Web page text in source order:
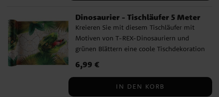
Geschenktüten sind aus Papier und etwa
16,5 x 23 cm groß.
Dinosaurier - Tischläufer 5 Meter
Kreieren Sie mit diesem Tischläufer mit
Motiven von T-REX-Dinosauriern und
grünen Blättern eine coole Tischdekoration
unseren anderen Accessoires im gleichen
besteht aus Polyester, ist etwa 30 cm breit
Preis:6,99 €
6,99 €
IN DEN KORB